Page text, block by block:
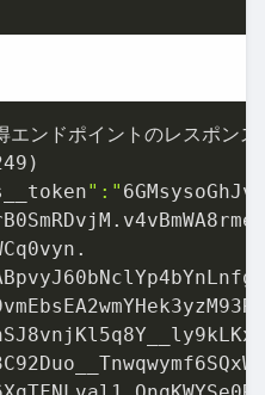
エンドポイントのレスポンス
":"